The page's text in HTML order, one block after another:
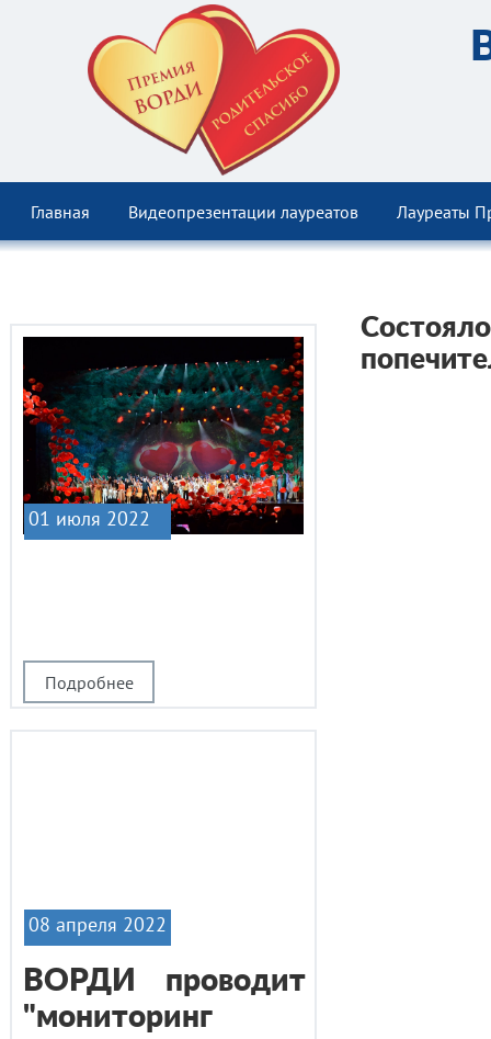
Главная Видеопрезентации лауреатов Лауреаты
Подробнее
01 июля 2022
ВОРДИ проводит
"мониторинг
08 апреля 2022